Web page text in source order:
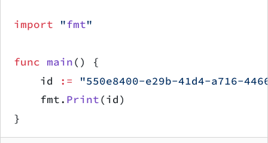
import "fmt"
func main() {
    id
:= "550e8400-e29b-41d4-a716-
    fmt.
Print(id)
}